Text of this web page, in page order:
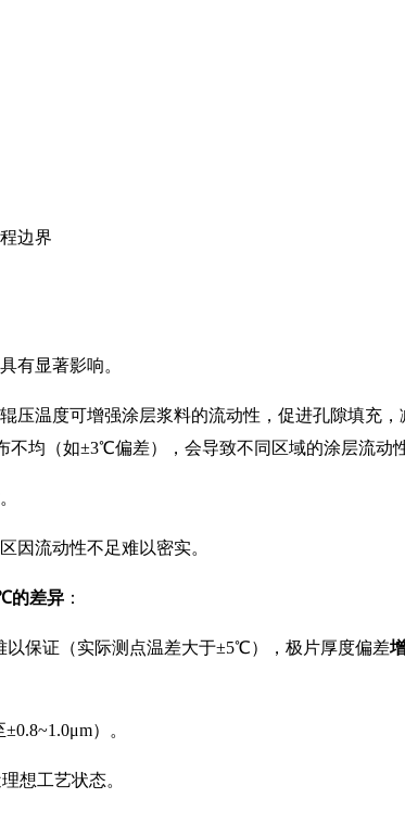
边界
有显著影响。
辊压温度可增强涂层浆料的流动性，促进孔隙填充
不均（如±3℃偏差），会导致不同区域的涂层流动
因流动性不足难以密实。
的差异 ：
保证（实际测点温差大于±5℃），极片厚度偏差
）。
想工艺状态。